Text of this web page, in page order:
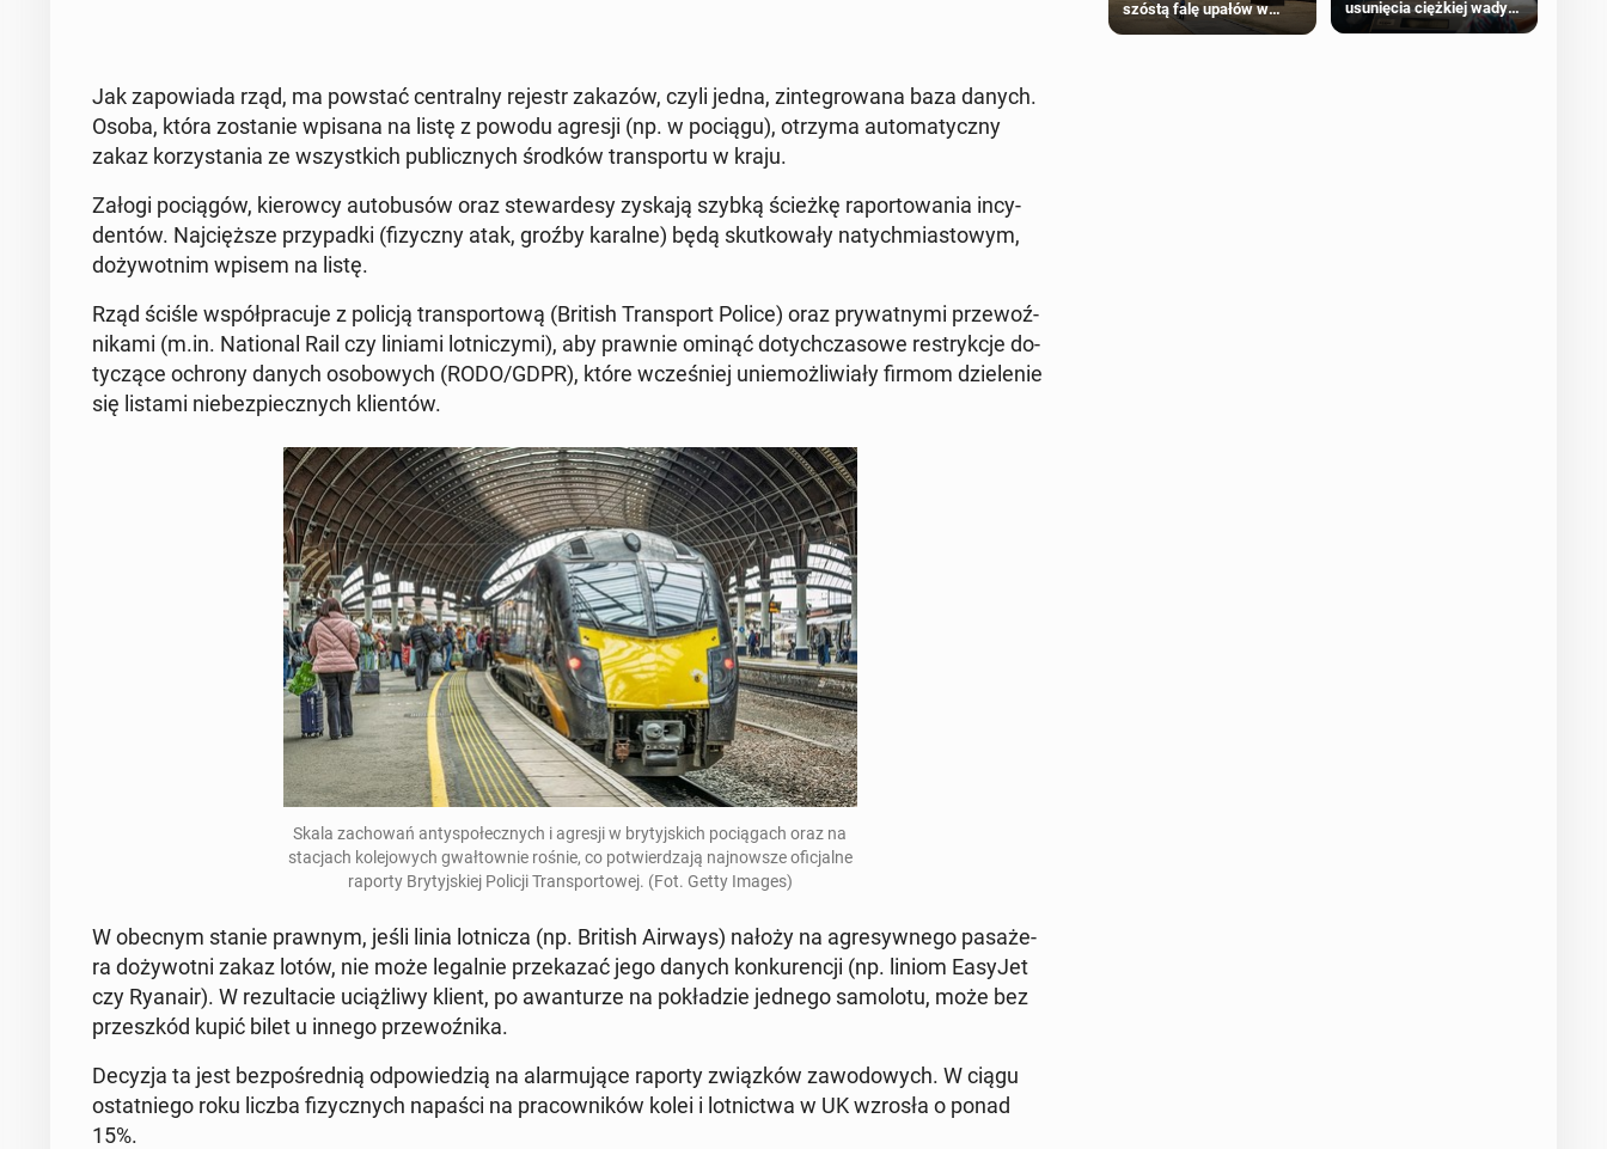
Jak za­po­wia­da rząd, ma powstaćcen­tral­ny rejestr zakazów, czyli jedna, zin­te­gro­wa­na baza danych.
Osoba, która zo­sta­nie wpisana na listę z powodu agresji (np. w pociągu), otrzyma au­to­ma­tycz­ny
zakaz ko­rzy­sta­nia ze wszyst­kich pu­blicz­nych środków trans­por­tu w kraju.
Załogi po­cią­gów, kie­row­cy au­to­bu­sów oraz ste­war­de­sy zyskają szybką ścieżkę ra­por­to­wa­nia in­cy­
den­tów. Naj­cięż­sze przy­pad­ki (fi­zycz­ny atak, groźby karalne) będą skut­ko­wa­ły na­tych­mia­sto­wym,
do­ży­wot­nim wpisem na listę.
Rząd ściśle współ­pra­cu­je z policją trans­por­to­wą (British Trans­port Police) oraz pry­wat­ny­mi prze­woź­
ni­ka­mi (m.in. Na­tio­nal Rail czy liniami lot­ni­czy­mi), aby prawnie ominąć do­tych­cza­so­we re­stryk­cje do­
ty­czą­ce ochrony danych oso­bo­wych (RODO/GDPR), które wcze­śniej unie­moż­li­wia­ły firmom dzie­le­nie
się listami nie­bez­piecz­nych klien­tów.
Skala za­cho­wań an­ty­spo­łecz­nych i agresji w bry­tyj­skich po­cią­gach oraz na
sta­cjach ko­le­jo­wych gwał­tow­nie rośnie, co po­twier­dza­ją naj­now­sze ofi­cjal­ne
raporty Bry­tyj­skiej Policji Trans­por­to­wej. (Fot. Getty Images)
W obecnym stanie prawnym, jeśli linia lot­ni­cza (np. British Airways) nałoży na agre­syw­ne­go pa­sa­że­
ra do­ży­wot­ni zakaz lotów, nie może le­gal­nie prze­ka­zać jego danych kon­ku­ren­cji (np. liniom EasyJet
czy Ryanair). W re­zul­ta­cie uciąż­li­wy klient, po awan­tu­rze na po­kła­dzie jednego sa­mo­lo­tu, może bez
prze­szkód kupić bilet u innego prze­woź­ni­ka.
Decyzja ta jest bez­po­śred­nią od­po­wie­dzią na alar­mu­ją­ce raporty związ­ków za­wo­do­wych. W ciągu
ostat­nie­go roku liczba fi­zycz­nych napaści na pra­cow­ni­ków kolei i lot­nic­twa w UK wzrosła o ponad
15%.
szóstą falę upałów w
Londynie
usunięcia ciężkiej wady
wrodzonej płodu w łonie